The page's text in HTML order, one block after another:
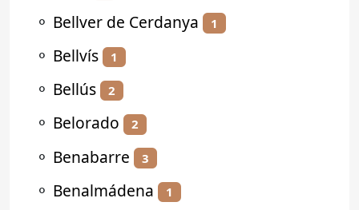
⚬ Bellver de Cerdanya 1
⚬ Bellvís 1
⚬ Bellús 2
⚬ Belorado 2
⚬ Benabarre 3
⚬ Benalmádena 1